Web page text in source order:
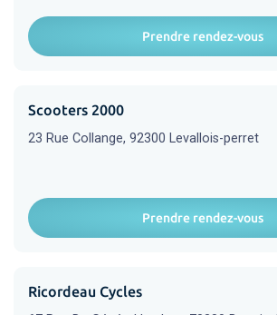
Prendre rendez-vous
Scooters 2000
23 Rue Collange, 92300 Levallois-perret
Prendre rendez-vous
Ricordeau Cycles